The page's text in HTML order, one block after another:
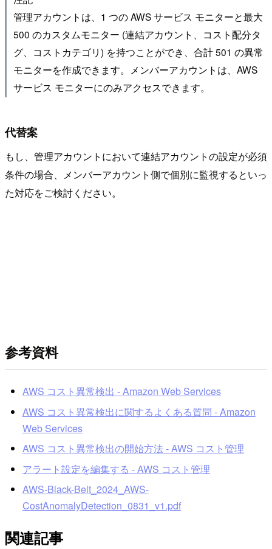
管理アカウントは、1 つの AWS サービス モニターと最大
500 のカスタムモニター (連結アカウント、コスト配分タ
グ、コストカテゴリ) を持つことができ、合計 501 の異常
モニターを作成できます。メンバーアカウントは、AWS
サービス モニターにのみアクセスできます。
代替案
もし、管理アカウントにおいて連結アカウントの設定が必須
条件の場合、メンバーアカウント側で個別に監視するといっ
た対応をご検討ください。
参考資料
AWS コスト異常検出 - Amazon Web Services
AWS コスト異常検出に関するよくある質問 - Amazon
Web Services
AWS コスト異常検出の開始方法 - AWS コスト管理
アラート設定を編集する - AWS コスト管理
AWS-Black-Belt_2024_AWS-
CostAnomalyDetection_0831_v1.pdf
関連記事